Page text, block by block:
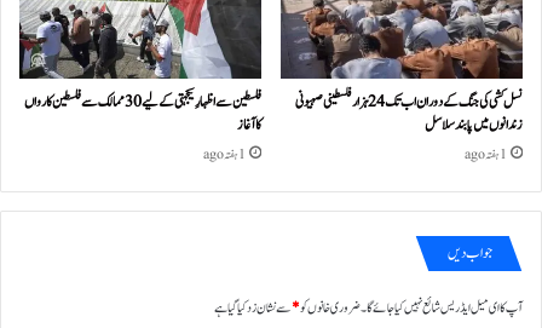
نسل کشی کی جنگ کے دوران اب تک 24ہزار فلسطینی صہیونی
زندانوں میں پابند سلاسل
1 ہفتہ ago
فلسطین سے اظہارِ یکجہتی کے لیے 30 ممالک سے فلسطین کارواں
کا آغاز
1 ہفتہ ago
جواب دیں
آپ کا ای میل ایڈریس شائع نہیں کیا جائے گا۔ضروری خانوں کو*سے نشان زد کیا گیا ہے